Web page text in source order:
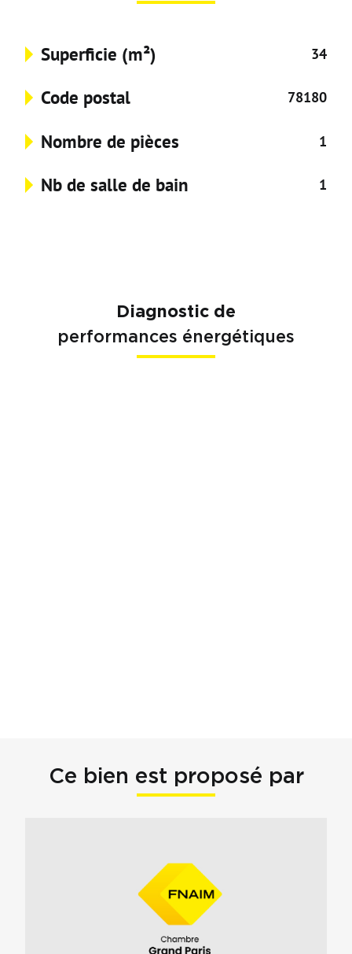
Superficie (m²) 34
Code postal 78180
Nombre de pièces 1
Nb de salle de bain 1
Diagnostic de
performances énergétiques